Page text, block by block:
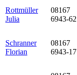
Rottmüller
Julia
08167
6943-62
Schranner
Florian
08167
6943-17